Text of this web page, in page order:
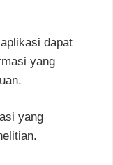
dapat
yang
yang